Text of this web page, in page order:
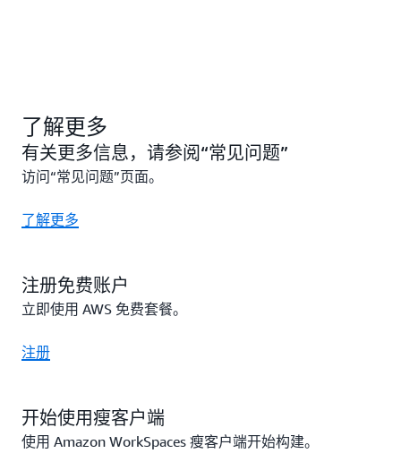
了解更多
有关更多信息，请参阅“常见问题”
访问“常见问题”页面。
了解更多
注册免费账户
立即使用 AWS 免费套餐。
注册
开始使用瘦客户端
使用 Amazon WorkSpaces 瘦客户端开始构建。